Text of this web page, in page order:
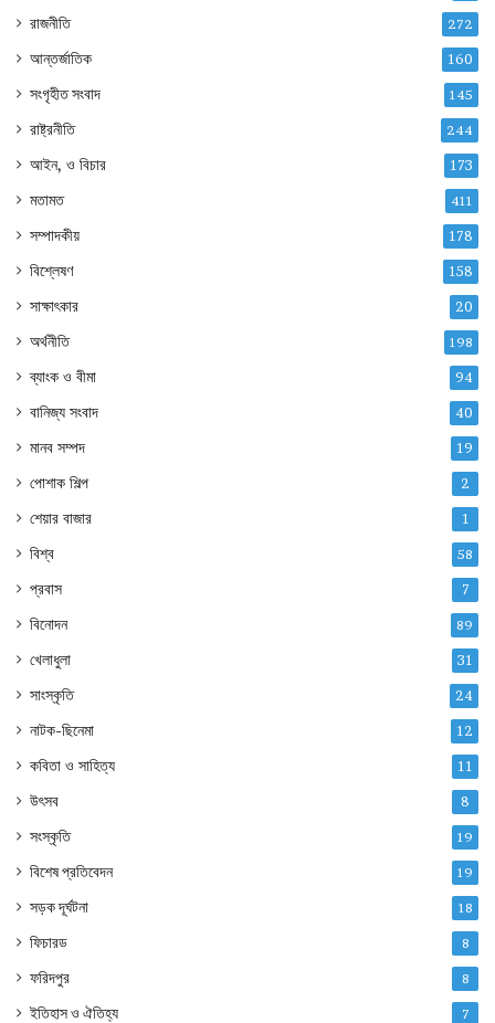
রাজনীতি 272
আন্তর্জাতিক 160
সংগৃহীত সংবাদ 145
রাষ্ট্রনীতি 244
আইন, ও বিচার 173
মতামত 411
সম্পাদকীয় 178
বিশ্লেষণ 158
সাক্ষাৎকার 20
অর্থনীতি 198
ব্যাংক ও বীমা 94
বানিজ্য সংবাদ 40
মানব সম্পদ 19
পোশাক শিল্প 2
শেয়ার বাজার 1
বিশ্ব 58
প্রবাস 7
বিনোদন 89
খেলাধুলা 31
সাংস্কৃতি 24
নাটক-ছিনেমা 12
কবিতা ও সাহিত্য 11
উৎসব 8
সংস্কৃতি 19
বিশেষ প্রতিবেদন 19
সড়ক দূর্ঘটনা 18
ফিচারড 8
ফরিদপুর 8
ইতিহাস ও ঐতিহ্য 7